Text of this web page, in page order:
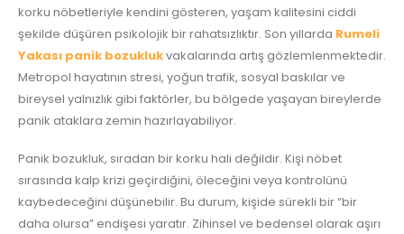
korku nöbetleriyle kendini gösteren, yaşam kalitesini ciddi
şekilde düşüren psikolojik bir rahatsızlıktır. Son yıllarda Rumeli
Yakası panik bozuklukvakalarında artış gözlemlenmektedir.
Metropol hayatının stresi, yoğun trafik, sosyal baskılar ve
bireysel yalnızlık gibi faktörler, bu bölgede yaşayan bireylerde
panik ataklara zemin hazırlayabiliyor.
Panik bozukluk, sıradan bir korku hali değildir. Kişi nöbet
sırasında kalp krizi geçirdiğini, öleceğini veya kontrolünü
kaybedeceğini düşünebilir. Bu durum, kişide sürekli bir “bir
daha olursa” endişesi yaratır. Zihinsel ve bedensel olarak aşırı